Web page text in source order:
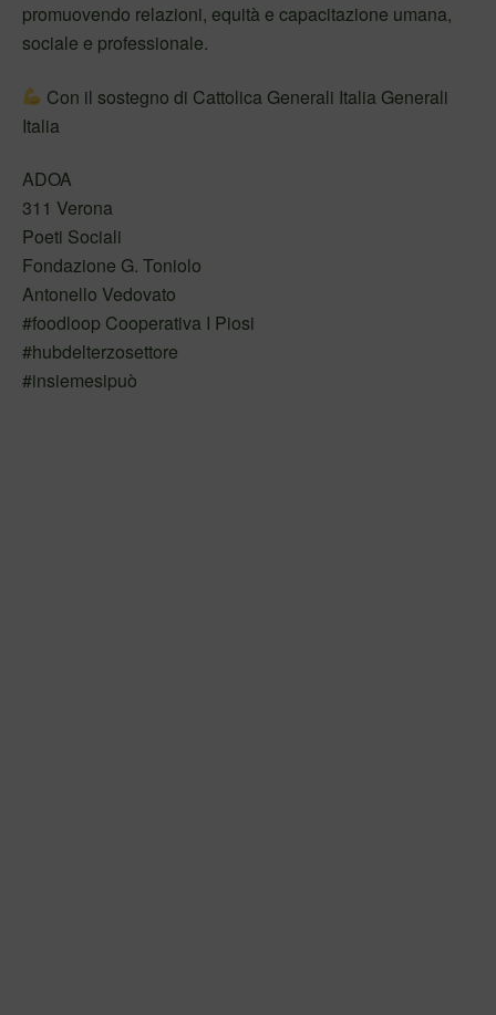
promuovendo relazioni, equità e capacitazione umana,
sociale e professionale.
Con il sostegno di Cattolica Generali Italia Generali
Italia
ADOA
311 Verona
Poeti Sociali
Fondazione G. Toniolo
Antonello Vedovato
#foodloop Cooperativa I Piosi
#hubdelterzosettore
#insiemesipuò